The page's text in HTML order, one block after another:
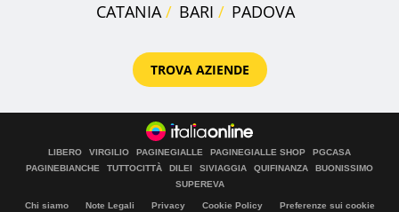
CATANIA
BARI PADOVA
TROVA AZIENDE
LIBERO VIRGILIO PAGINEGIALLE PAGINEGIALLE SHOP
PGCASA
PAGINEBIANCHE
TUTTOCITTÀ DILEI SIVIAGGIA QUIFINANZA
BUONISSIMO
SUPEREVA
Chi siamo Note Legali Privacy Cookie Policy
Preferenze sui cookie